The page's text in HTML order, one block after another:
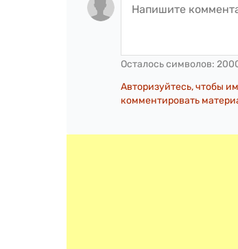
Осталось символов:
Авторизуйтесь, чтобы
комментировать